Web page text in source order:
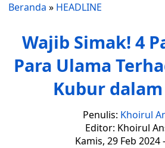
Beranda » HEADLINE
Wajib Simak! 4
Para Ulama
Kubur
Penulis: Khoirul
Editor: Khoirul
Kamis, 29 Feb 2024